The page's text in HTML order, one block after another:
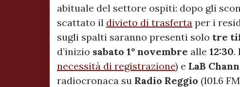
abituale del settore ospiti: dopo gli
scattato il divieto di trasferta per i
sugli spalti saranno presenti solo tre
d’inizio sabato 1° novembre alle 12:30.
necessità di registrazione) e LaB
radiocronaca su Radio Reggio (101.6